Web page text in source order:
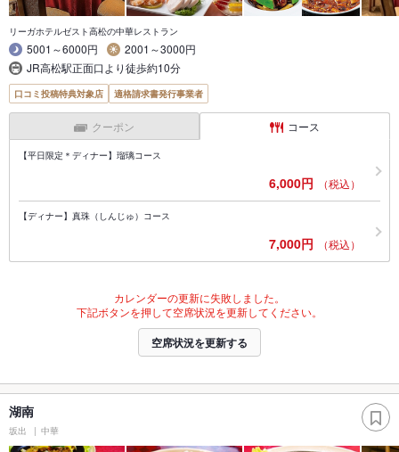
リーガホテルゼスト高松の中華レストラン
5001～6000円
2001～3000円
JR高松駅正面口より徒歩約10分
口コミ投稿特典対象店 適格請求書発行事業者
クーポン コース
【平日限定＊ディナー】瑠璃コース
6,000円 （税込）
【ディナー】真珠（しんじゅ）コース
7,000円 （税込）
カレンダーの更新に失敗しました。
下記ボタンを押して空席状況を更新してください。
空席状況を更新する
湖南
坂出 中華